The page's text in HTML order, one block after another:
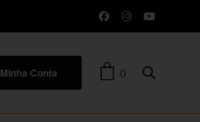
Minha Conta 0